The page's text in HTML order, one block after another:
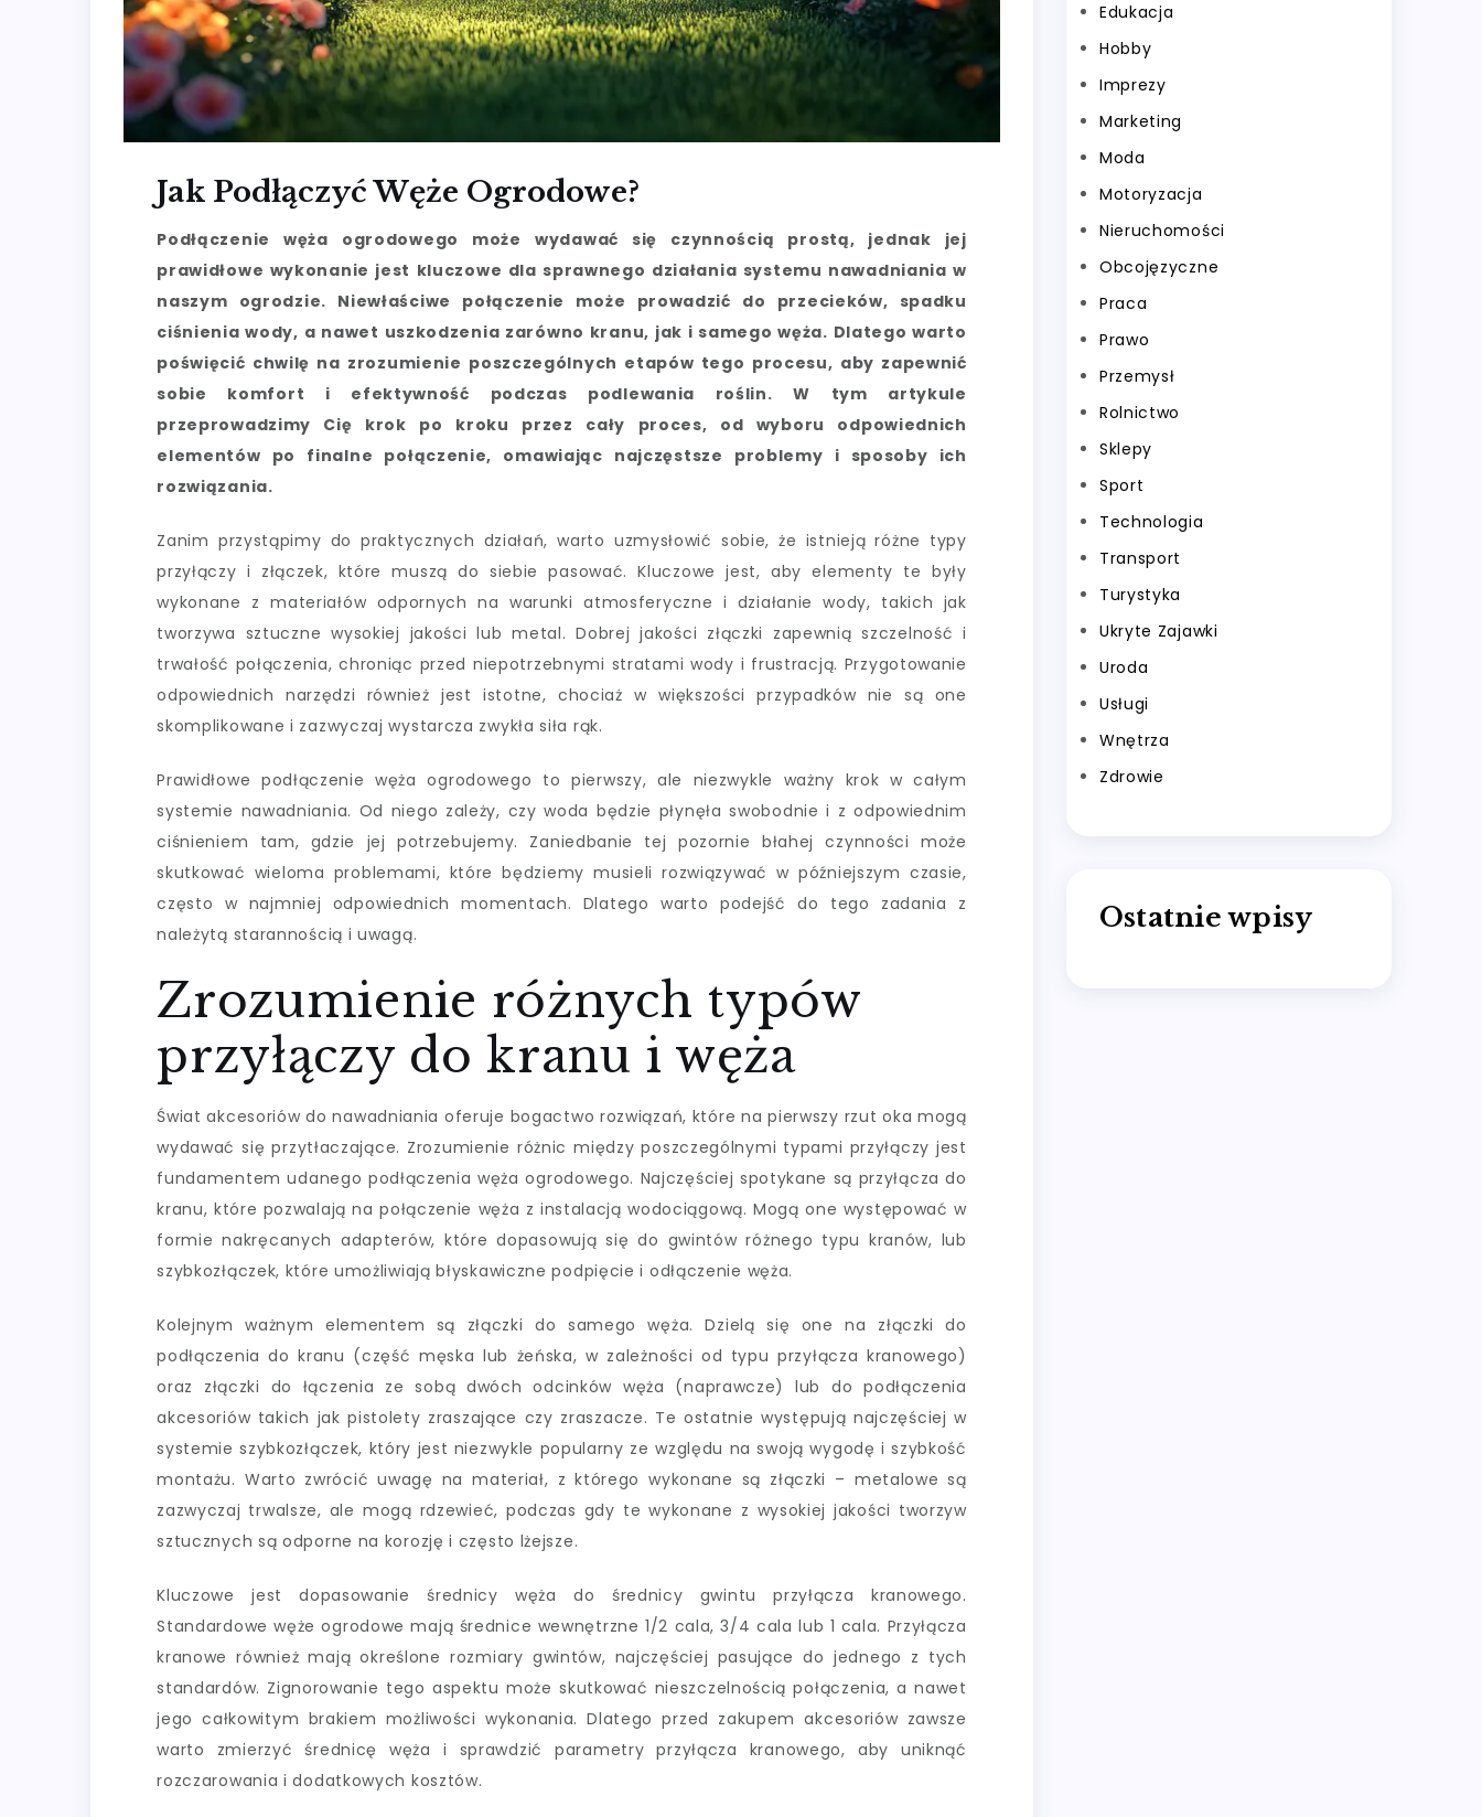
Jak Podłączyć Węże Ogrodowe?
Podłączenie węża ogrodowego może wydawać się czynnością prostą, jednak jej
prawidłowe wykonanie jest kluczowe dla sprawnego działania systemu nawadniania w
naszym ogrodzie. Niewłaściwe połączenie może prowadzić do przecieków, spadku
ciśnienia wody, a nawet uszkodzenia zarówno kranu, jak i samego węża. Dlatego warto
poświęcić chwilę na zrozumienie poszczególnych etapów tego procesu, aby zapewnić
sobie komfort i efektywność podczas podlewania roślin. W tym artykule
przeprowadzimy Cię krok po kroku przez cały proces, od wyboru odpowiednich
elementów po finalne połączenie, omawiając najczęstsze problemy i sposoby ich
rozwiązania.
Zanim przystąpimy do praktycznych działań, warto uzmysłowić sobie, że istnieją różne typy
przyłączy i złączek, które muszą do siebie pasować. Kluczowe jest, aby elementy te były
wykonane z materiałów odpornych na warunki atmosferyczne i działanie wody, takich jak
tworzywa sztuczne wysokiej jakości lub metal. Dobrej jakości złączki zapewnią szczelność i
trwałość połączenia, chroniąc przed niepotrzebnymi stratami wody i frustracją. Przygotowanie
odpowiednich narzędzi również jest istotne, chociaż w większości przypadków nie są one
skomplikowane i zazwyczaj wystarcza zwykła siła rąk.
Prawidłowe podłączenie węża ogrodowego to pierwszy, ale niezwykle ważny krok w całym
systemie nawadniania. Od niego zależy, czy woda będzie płynęła swobodnie i z odpowiednim
ciśnieniem tam, gdzie jej potrzebujemy. Zaniedbanie tej pozornie błahej czynności może
skutkować wieloma problemami, które będziemy musieli rozwiązywać w późniejszym czasie,
często w najmniej odpowiednich momentach. Dlatego warto podejść do tego zadania z
należytą starannością i uwagą.
Zrozumienie różnych typów
przyłączy do kranu i węża
Świat akcesoriów do nawadniania oferuje bogactwo rozwiązań, które na pierwszy rzut oka mogą
wydawać się przytłaczające. Zrozumienie różnic między poszczególnymi typami przyłączy jest
fundamentem udanego podłączenia węża ogrodowego. Najczęściej spotykane są przyłącza do
kranu, które pozwalają na połączenie węża z instalacją wodociągową. Mogą one występować w
formie nakręcanych adapterów, które dopasowują się do gwintów różnego typu kranów, lub
szybkozłączek, które umożliwiają błyskawiczne podpięcie i odłączenie węża.
Kolejnym ważnym elementem są złączki do samego węża. Dzielą się one na złączki do
podłączenia do kranu (część męska lub żeńska, w zależności od typu przyłącza kranowego)
oraz złączki do łączenia ze sobą dwóch odcinków węża (naprawcze) lub do podłączenia
akcesoriów takich jak pistolety zraszające czy zraszacze. Te ostatnie występują najczęściej w
systemie szybkozłączek, który jest niezwykle popularny ze względu na swoją wygodę i szybkość
montażu. Warto zwrócić uwagę na materiał, z którego wykonane są złączki – metalowe są
zazwyczaj trwalsze, ale mogą rdzewieć, podczas gdy te wykonane z wysokiej jakości tworzyw
sztucznych są odporne na korozję i często lżejsze.
Kluczowe jest dopasowanie średnicy węża do średnicy gwintu przyłącza kranowego.
Standardowe węże ogrodowe mają średnice wewnętrzne 1/2 cala, 3/4 cala lub 1 cala. Przyłącza
kranowe również mają określone rozmiary gwintów, najczęściej pasujące do jednego z tych
standardów. Zignorowanie tego aspektu może skutkować nieszczelnością połączenia, a nawet
jego całkowitym brakiem możliwości wykonania. Dlatego przed zakupem akcesoriów zawsze
warto zmierzyć średnicę węża i sprawdzić parametry przyłącza kranowego, aby uniknąć
rozczarowania i dodatkowych kosztów.
Edukacja
Hobby
Imprezy
Marketing
Moda
Motoryzacja
Nieruchomości
Obcojęzyczne
Praca
Prawo
Przemysł
Rolnictwo
Sklepy
Sport
Technologia
Transport
Turystyka
Ukryte Zajawki
Uroda
Usługi
Wnętrza
Zdrowie
Ostatnie wpisy